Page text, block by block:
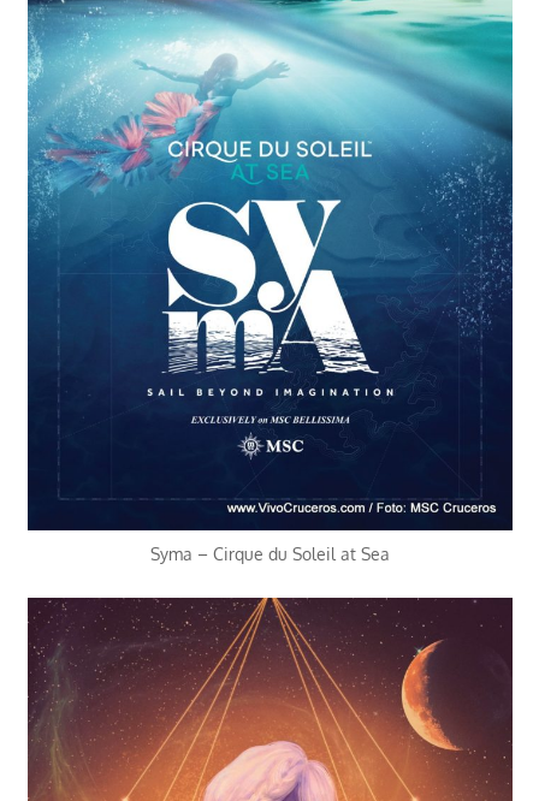
Syma – Cirque du Soleil at Sea